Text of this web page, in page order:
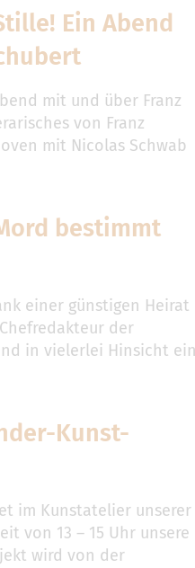
Ein Abend
mit und über Franz
von Franz
mit Nicolas Schwab
bestimmt
einer günstigen Heirat
der
in vielerlei Hinsicht ein
Kunst-
im Kunstatelier unserer
von 13 – 15 Uhr unsere
wird von der